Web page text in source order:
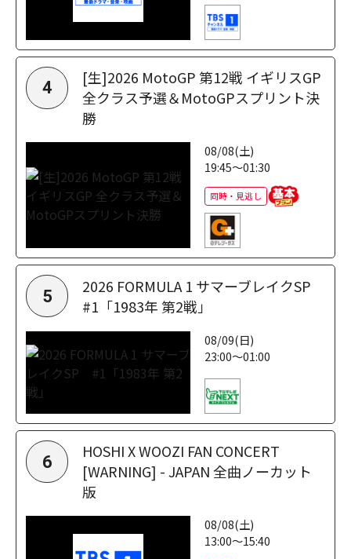
4
[生]2026 MotoGP 第12戦 イギリスGP
全クラス予選＆MotoGPスプリント決
勝
08/08(土)
19:45～01:30
同時・見逃し
5
2026 FORMULA 1 サマーブレイクSP
#1「1983年 第2戦」
08/09(日)
23:00～01:00
6
HOSHI X WOOZI FAN CONCERT
[WARNING] - JAPAN 全曲ノーカット
版
08/08(土)
13:00～15:40